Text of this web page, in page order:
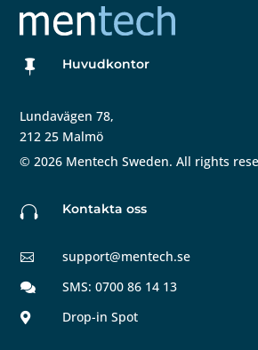
 Huvudkontor
Lundavägen 78,
212 25 Malmö
©2026 Mentech Sweden. All rights
 Kontakta oss
 support@mentech.se
 SMS: 0700 86 14 13
 Drop-in Spot